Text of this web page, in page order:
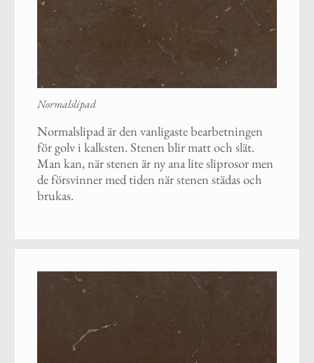
Normalslipad
Normalslipad är den vanligaste bearbetningen
för golv i kalksten. Stenen blir matt och slät.
Man kan, när stenen är ny ana lite sliprosor men
de försvinner med tiden när stenen städas och
brukas.